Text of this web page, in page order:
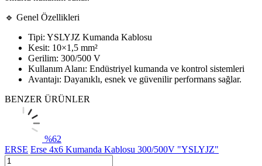
🔹 Genel Özellikleri
Tipi: YSLYJZ Kumanda Kablosu
Kesit: 10×1,5 mm²
Gerilim: 300/500 V
Kullanım Alanı: Endüstriyel kumanda ve kontrol sistemleri
Avantajı: Dayanıklı, esnek ve güvenilir performans sağlar.
BENZER ÜRÜNLER
%62
ERSE Erse 4x6 Kumanda Kablosu 300/500V "YSLYJZ"